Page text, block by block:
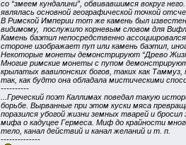
со “змеем кундалини”, обвивавшимся вокруг
являлась основной географической точкой
В Римской Империи тот же камень был
видимому, послужило корневым словом для
Камень баэтил непосредственно
стороне изображает пуп или камень баэтил,
Некоторые монеты демонстрируют “Древо
Многие римские монеты с пупом демонстрируют
крылатых вавилонских богов, таких как
так, как будто она обладала мистическими
----------
...Греческий поэт Каллимах поведал такую
борьбе. Вырванные при этом куски мяса
поразился убогой жизни земных тварей и
мифа о кадуцее Гермеса. Миф до крайности
тело, канал действий и канал желаний и т. п.
--------------